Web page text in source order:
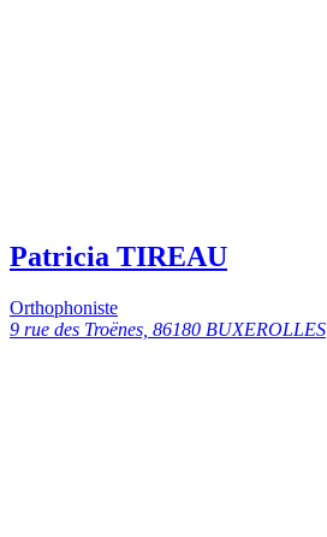
Patricia TIREAU
Orthophoniste
9 rue des Troënes, 86180 BUXEROLLES